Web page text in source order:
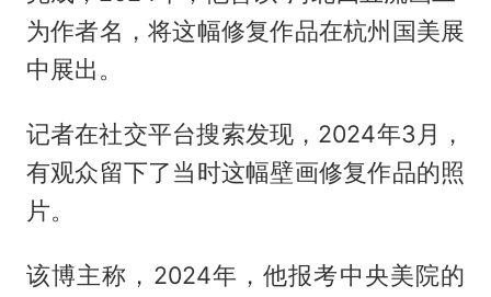
为作者名，将这幅修复作品在杭州国美展
中展出。
记者在社交平台搜索发现，2024年3月，
有观众留下了当时这幅壁画修复作品的照
片。
该博主称，2024年，他报考中央美院的